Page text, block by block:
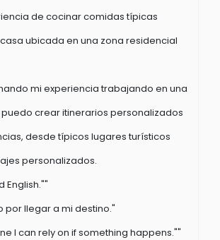
de cocinar comidas típicas
ubicada en una zona residencial
mi experiencia trabajando en una
crear itinerarios personalizados
desde típicos lugares turísticos
personalizados.
English.""
por llegar a mi destino."
I can rely on if something happens.""